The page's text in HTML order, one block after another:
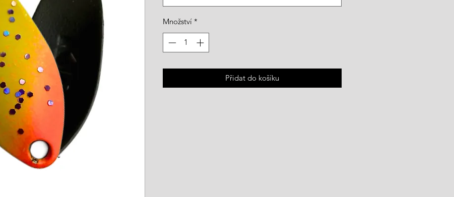
Množství *
Přidat do košíku